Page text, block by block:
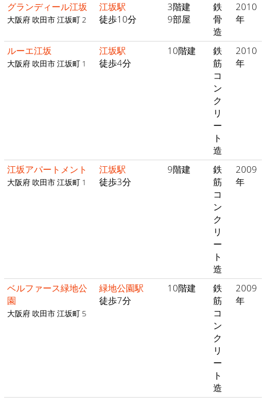
グランディール江坂
大阪府 吹田市 江坂町 2
江坂駅
徒歩10分
3階建
9部屋
鉄
骨
造
2010
年
ルーエ江坂
大阪府 吹田市 江坂町 1
江坂駅
徒歩4分
10階建
鉄
筋
コ
ン
ク
リ
ー
ト
造
2010
年
江坂アパートメント
大阪府 吹田市 江坂町 1
江坂駅
徒歩3分
9階建
鉄
筋
コ
ン
ク
リ
ー
ト
造
2009
年
ベルファース緑地公
園
大阪府 吹田市 江坂町 5
緑地公園駅
徒歩7分
10階建
鉄
筋
コ
ン
ク
リ
ー
ト
造
2009
年